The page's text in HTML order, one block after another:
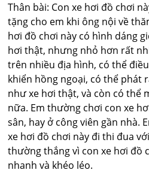
Thân bài: Con xe hơi đồ chơi
tặng cho em khi ông nội về
hơi đồ chơi này có hình dáng
hơi thật, nhưng nhỏ hơn rất
trên nhiều địa hình, có thể
khiển hồng ngoại, có thể phát
như xe hơi thật, và còn có thể
nữa. Em thường chơi con xe
sân, hay ở công viên gần nhà.
xe hơi đồ chơi này đi thi đua
thường thắng vì con xe hơi đồ
nhanh và khéo léo.